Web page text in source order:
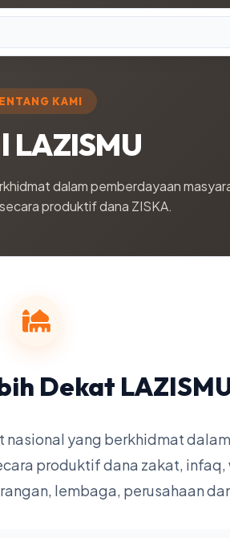
KAMI
LAZISMU
dalam pemberdayaan
produktif dana ZISKA.
Dekat
yang berkhidmat
produktif dana zakat, infaq,
lembaga, perusahaan